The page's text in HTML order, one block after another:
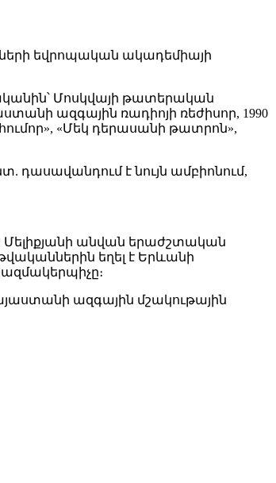
եվրոպական ակադեմիայի
Մոսկվայի թատերական
ազգային ռադիոյի ռեժիսոր, 1990
«Մեկ դերասանի թատրոն»,
դասավանդում է նույն ամբիոնում,
Մելիքյանի անվան երաժշտական
եղել է Երևանի
ազգային մշակութային